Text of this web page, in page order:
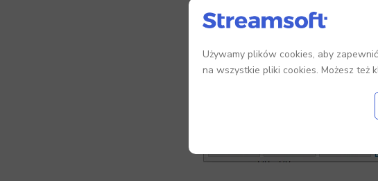
Używamy plików cookies, aby
na wszystkie pliki cookies. Możesz też